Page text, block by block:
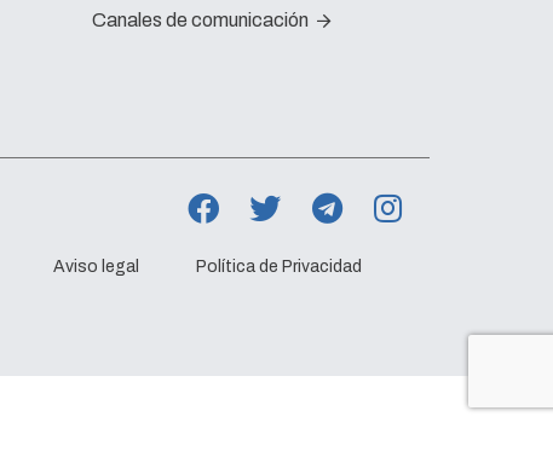
Canales de comunicación
Aviso legal Política de Privacidad